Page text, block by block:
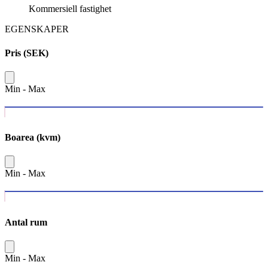
Kommersiell fastighet
EGENSKAPER
Pris (SEK)
Min - Max
Boarea (kvm)
Min - Max
Antal rum
Min - Max